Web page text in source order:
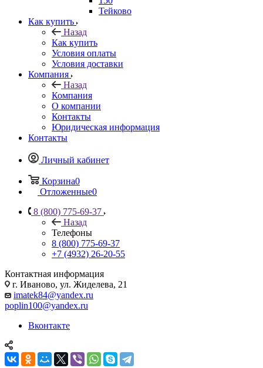
Тейково
Как купить
Назад
Как купить
Условия оплаты
Условия доставки
Компания
Назад
Компания
О компании
Контакты
Юридическая информация
Контакты
Личный кабинет
Корзина0
Отложенные0
8 (800) 775-69-37
Назад
Телефоны
8 (800) 775-69-37
+7 (4932) 26-20-55
Контактная информация
г. Иваново, ул. Жиделева, 21
imatek84@yandex.ru
poplin100@yandex.ru
Вконтакте